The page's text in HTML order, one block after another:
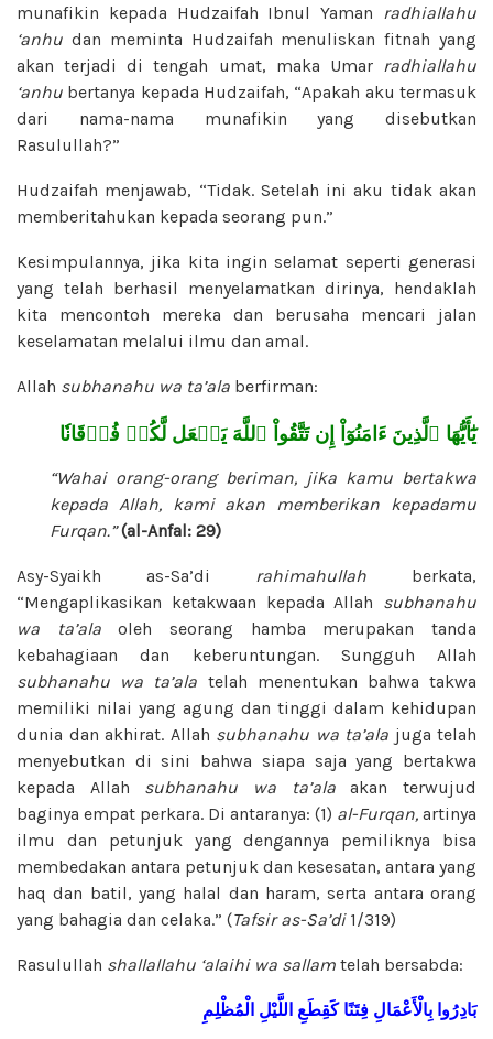
munafikin kepada Hudzaifah Ibnul Yaman
radhiallahu
‘anhu dan meminta Hudzaifah menuliskan fitnah yang
akan terjadi di tengah umat, maka Umar radhiallahu
‘anhu bertanya kepada Hudzaifah, “Apakah aku termasuk
dari nama-nama munafikin yang disebutkan
Rasulullah?”
Hudzaifah menjawab, “Tidak. Setelah ini aku tidak akan
memberitahukan kepada seorang pun.”
Kesimpulannya, jika kita ingin selamat seperti generasi
yang telah berhasil menyelamatkan dirinya, hendaklah
kita mencontoh mereka dan berusaha mencari jalan
keselamatan melalui ilmu dan amal.
Allah subhanahu wa ta’ala berfirman:
يَٰٓأَيُّهَا ٱلَّذِينَ ءَامَنُوٓاْ إِن تَتَّقُواْ ٱللَّهَ يَجۡعَل لَّكُمۡ فُرۡقَانٗا
“Wahai orang-orang beriman, jika kamu bertakwa
kepada Allah, kami akan memberikan kepadamu
Furqan.”(al-Anfal: 29)
Asy-Syaikh as-Sa’di rahimahullah berkata,
“Mengaplikasikan ketakwaan kepada Allah subhanahu
wa ta’alaoleh seorang hamba merupakan tanda
kebahagiaan dan keberuntungan. Sungguh Allah
subhanahu wa ta’ala telah menentukan bahwa takwa
memiliki nilai yang agung dan tinggi dalam kehidupan
dunia dan akhirat. Allah subhanahu wa ta’ala juga telah
menyebutkan di sini bahwa siapa saja yang bertakwa
kepada Allah subhanahu wa ta’alaakan terwujud
baginya empat perkara. Di antaranya: (1) al-Furqan, artinya
ilmu dan petunjuk yang dengannya pemiliknya bisa
membedakan antara petunjuk dan kesesatan, antara yang
haq dan batil, yang halal dan haram, serta antara orang
yang bahagia dan celaka.” (Tafsir as-Sa’di 1/319)
Rasulullah shallallahu ‘alaihi wa sallam telah bersabda:
بَادِرُوا بِالْأَعْمَالِ فِتَنًا كَقِطَعِ اللَّيْلِ الْمُظْلِمِ